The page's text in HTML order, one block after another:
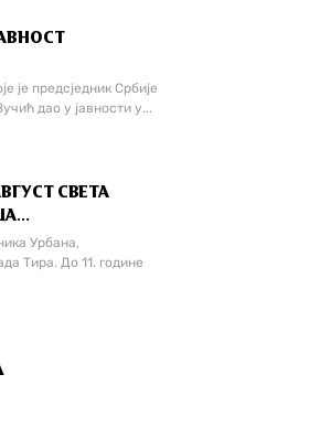
је предсједник Србије
дао у јавности у...
СВЕТА
Урбана,
Тира. До 11. године